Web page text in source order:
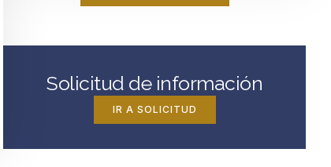
Solicitud de información
IR A SOLICITUD